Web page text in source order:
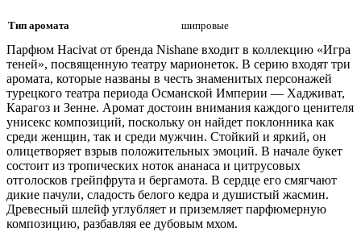
Тип аромата шипровые
Парфюм Hacivat от бренда Nishane входит в коллекцию «Игра
теней», посвященную театру марионеток. В серию входят три
аромата, которые названы в честь знаменитых персонажей
турецкого театра периода Османской Империи — Хадживат,
Карагоз и Зенне. Аромат достоин внимания каждого ценителя
унисекс композиций, поскольку он найдет поклонника как
среди женщин, так и среди мужчин. Стойкий и яркий, он
олицетворяет взрыв положительных эмоций. В начале букет
состоит из тропических ноток ананаса и цитрусовых
отголосков грейпфрута и бергамота. В сердце его смягчают
дикие пачули, сладость белого кедра и душистый жасмин.
Древесный шлейф углубляет и приземляет парфюмерную
композицию, разбавляя ее дубовым мхом.